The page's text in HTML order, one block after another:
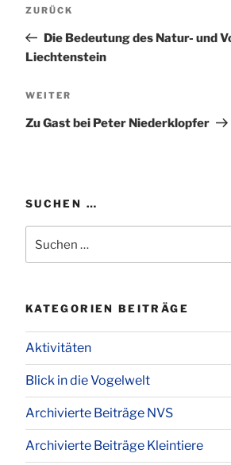
Vorheriger
ZURÜCK
Die Bedeutung des Natur- und
Liechtenstein
Nächster
WEITER
Zu Gast bei Peter Niederklopfer
SUCHEN …
nach:
KATEGORIEN BEITRÄGE
Aktivitäten
Blick in die Vogelwelt
Archivierte Beiträge NVS
Archivierte Beiträge Kleintiere